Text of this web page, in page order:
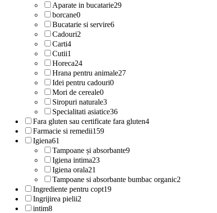
Aparate in bucatarie29
borcane0
Bucatarie si servire6
Cadouri2
Carti4
Cutii1
Horeca24
Hrana pentru animale27
Idei pentru cadouri0
Mori de cereale0
Siropuri naturale3
Specialitati asiatice36
Fara gluten sau certificate fara gluten4
Farmacie si remedii159
Igiena61
Tampoane și absorbante9
Igiena intima23
Igiena orala21
Tampoane si absorbante bumbac organic2
Ingrediente pentru copt19
Ingrijirea pielii2
intim8